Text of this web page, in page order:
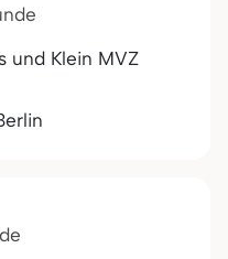
und Klein MVZ